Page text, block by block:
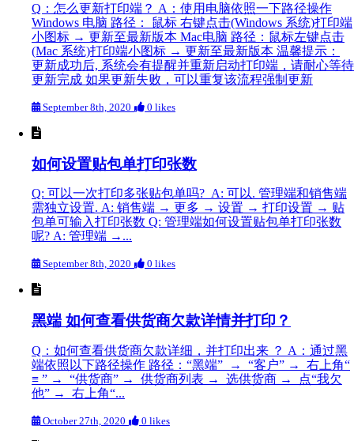
Q：怎么更新打印端？ A：使用电脑依照一下路径操作
Windows 电脑 路径： 鼠标 右键点击(Windows 系统)打印端
小图标 → 更新至最新版本 Mac电脑 路径：鼠标左键点击
(Mac 系统)打印端小图标 → 更新至最新版本 温馨提示：
更新成功后, 系统会有提醒并重新启动打印端，请耐心等待
更新完成 如果更新失败，可以重复该流程强制更新
September 8th, 2020 0 likes
如何设置贴包单打印张数
Q: 可以一次打印多张贴包单吗? A: 可以. 管理端和销售端
需独立设置. A: 销售端 → 更多 → 设置 → 打印设置 → 贴
包单可输入打印张数 Q: 管理端如何设置贴包单打印张数
呢? A: 管理端 →...
September 8th, 2020 0 likes
黑端 如何查看供货商欠款详情并打印？
Q：如何查看供货商欠款详细，并打印出来 ？ A：通过黑
端依照以下路径操作 路径：“黑端” → “客户” → 右上角“
≡ ” → “供货商” → 供货商列表 → 选供货商 → 点“我欠
他” → 右上角“...
October 27th, 2020 0 likes